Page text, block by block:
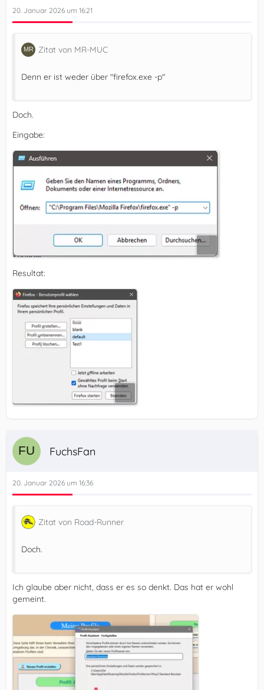
20. Januar 2026 um 16:21
Zitat von MR-MUC
Denn er ist weder über "firefox.exe -p"
Doch.
Eingabe:
Resultat:
FuchsFan
20. Januar 2026 um 16:36
Zitat von Road-Runner
Doch.
Ich glaube aber nicht, dass er es so denkt. Das hat er wohl
gemeint.